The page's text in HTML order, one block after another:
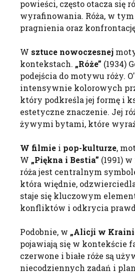
powieści, często otacza się
wyrafinowania. Róża, w
pragnienia oraz
W sztuce nowoczesnej
kontekstach. „Róże” (1934)
podejścia do motywu róży.
intensywnie kolorowych
który podkreśla jej formę i
estetyczne znaczenie. Jej
żywymi bytami, które
W filmie i pop-kulturze,
W „Piękna i Bestia” (1991)
róża jest centralnym
która więdnie,
staje się kluczowym
konfliktów i odkrycia
Podobnie, w „Alicji w
pojawiają się w kontekście
czerwone i białe róże są
niecodziennych zadań i